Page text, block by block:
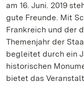
am 16. Juni. 2019
gute Freunde. Mit
Frankreich und der
Themenjahr der
begleitet durch ein
historischen
bietet das